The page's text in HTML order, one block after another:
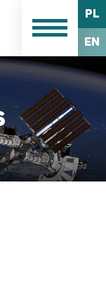
PL
EN